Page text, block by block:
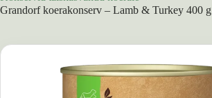
Grandorf koerakonserv – Lamb & Turkey 400 g